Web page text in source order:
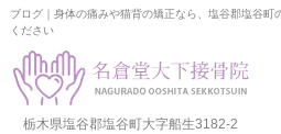
ブログ｜身体の痛みや猫背の矯正なら、塩谷郡塩谷町
ください
栃木県塩谷郡塩谷町大字船生3182-2